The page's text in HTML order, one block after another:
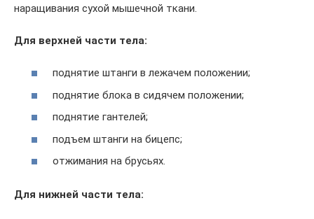
наращивания сухой мышечной ткани.
Для верхней части тела:
поднятие штанги в лежачем положении;
поднятие блока в сидячем положении;
поднятие гантелей;
подъем штанги на бицепс;
отжимания на брусьях.
Для нижней части тела: